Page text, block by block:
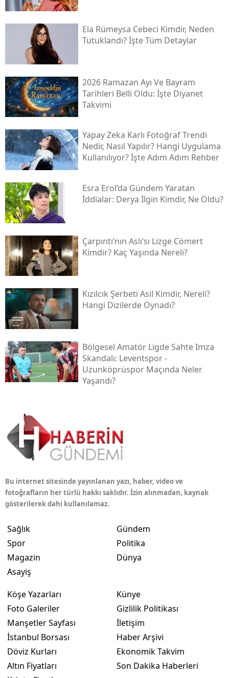
Ela Rümeysa Cebeci Kimdir, Neden
Tutuklandı? İşte Tüm Detaylar
2026 Ramazan Ayı Ve Bayram
Tarihleri Belli Oldu: İşte Diyanet
Takvimi
Yapay Zeka Karlı Fotoğraf Trendi
Nedir, Nasıl Yapılır? Hangi Uygulama
Kullanılıyor? İşte Adım Adım Rehber
Esra Erol’da Gündem Yaratan
İddialar: Derya İlgin Kimdir, Ne Oldu?
Çarpıntı’nın Aslı’sı Lizge Cömert
Kimdir? Kaç Yaşında Nereli?
Kızılcık Şerbeti Asil Kimdir, Nereli?
Hangi Dizilerde Oynadı?
Bölgesel Amatör Ligde Sahte Imza
Skandalı: Leventspor -
Uzunköprüspor Maçında Neler
Yaşandı?
Bu internet sitesinde yayınlanan yazı, haber, video ve
fotoğrafların her türlü hakkı saklıdır. İzin alınmadan, kaynak
gösterilerek dahi kullanılamaz.
Sağlık
Spor
Magazin
Asayiş
Gündem
Politika
Dünya
Köşe Yazarları
Foto Galeriler
Manşetler Sayfası
İstanbul Borsası
Döviz Kurları
Altın Fiyatları
Künye
Gizlilik Politikası
İletişim
Haber Arşivi
Ekonomik Takvim
Son Dakika Haberleri